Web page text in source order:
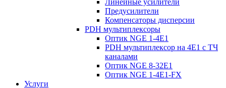
Линейные усилители
Предусилители
Компенсаторы дисперсии
PDH мультиплексоры
Оптик NGE 1-4E1
PDH мультиплексор на 4Е1 с ТЧ
каналами
Оптик NGE 8-32E1
Оптик NGE 1-4E1-FX
Услуги